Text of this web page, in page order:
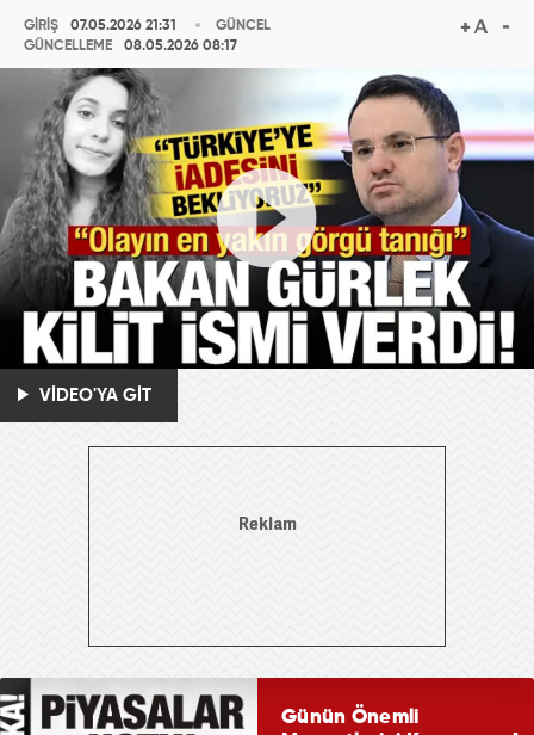
GİRİŞ
07.05.2026 21:31
GÜNCELLEME
08.05.2026 08:17
GÜNCEL
VİDEO'YA GİT